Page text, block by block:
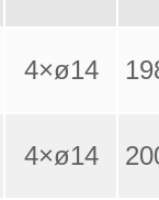
4×ø14
4×ø14